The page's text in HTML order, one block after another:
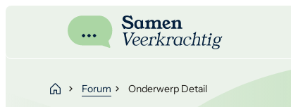
Forum Onderwerp Detail